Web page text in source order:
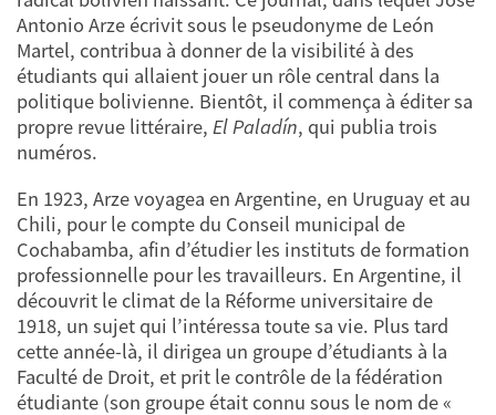
Antonio Arze écrivit sous le pseudonyme de León
Martel, contribua à donner de la visibilité à des
étudiants qui allaient jouer un rôle central dans la
politique bolivienne. Bientôt, il commença à éditer sa
propre revue littéraire, El Paladín, qui publia trois
numéros.
En 1923, Arze voyagea en Argentine, en Uruguay et au
Chili, pour le compte du Conseil municipal de
Cochabamba, afin d’étudier les instituts de formation
professionnelle pour les travailleurs. En Argentine, il
découvrit le climat de la Réforme universitaire de
1918, un sujet qui l’intéressa toute sa vie. Plus tard
cette année-là, il dirigea un groupe d’étudiants à la
Faculté de Droit, et prit le contrôle de la fédération
étudiante (son groupe était connu sous le nom de «